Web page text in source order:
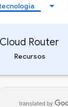
Cloud Router
Recursos